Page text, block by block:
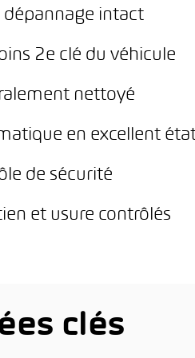
dépannage intact
2e clé du véhicule
nettoyé
en excellent
de sécurité
et usure contrôlés
clés